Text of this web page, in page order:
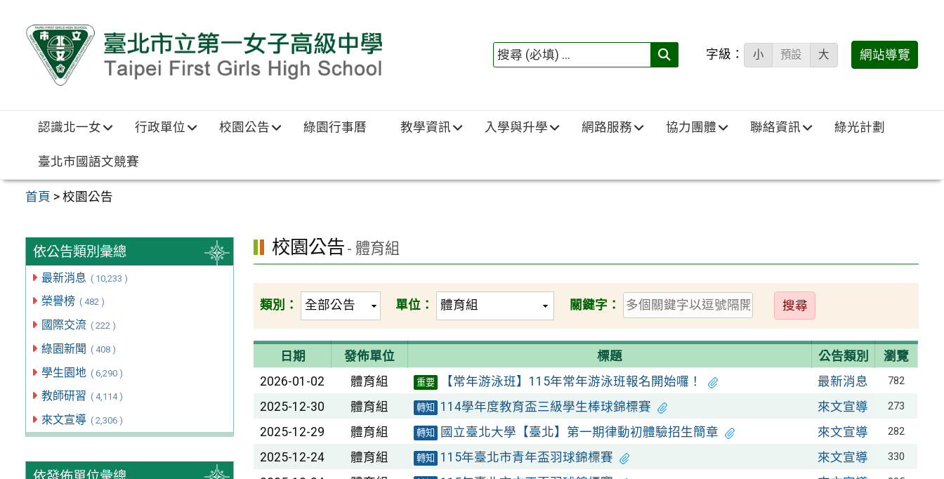
搜
填)：
字級： 小 預設 大 網站導覽
認識北一女 行政單位 校園公告 綠園行事曆 教學資訊 入學與升學 網路服務 協力團體 聯絡資訊 綠光計劃
臺北市國語文競賽
首頁 >校園公告
依公告類別彙總
最新消息 ( 10,233 )
榮譽榜 ( 482 )
國際交流 ( 222 )
綠園新聞 ( 408 )
學生園地 ( 6,290 )
教師研習 ( 4,114 )
來文宣導 ( 2,306 )
校園公告 - 體育組
類別： 單位： 關鍵字：
送
出
日期 發佈單位 標題 公告類別
瀏覽
2026-01-02
體育組 重要 【常年游泳班】115年常年游泳班報名開始囉！ 最新消息 782
2025-12-30 體育組 轉知 114學年度教育盃三級學生棒球錦標賽 來文宣導 273
2025-12-29 體育組 轉知 國立臺北大學【臺北】第一期律動初體驗招生簡章 來文宣導 282
2025-12-24 體育組 轉知 115年臺北市青年盃羽球錦標賽 來文宣導 330